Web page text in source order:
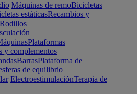
Máquinas de remoBicicletas
estáticasRecambios y
Rodillos
Plataformas
y complementos
BarrasPlataforma de
de equilibrio
ElectroestimulaciónTerapia de